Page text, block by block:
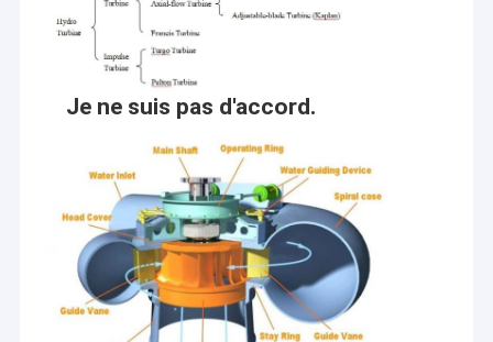
Je ne suis pas d'accord.